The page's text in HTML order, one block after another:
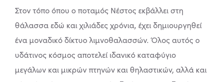
Στον τόπο όπου ο ποταμός Νέστος εκβάλλει στη
θάλασσα εδώ και χιλιάδες χρόνια, έχει δημιουργηθεί
ένα μοναδικό δίκτυο λιμνοθαλασσών. Όλος αυτός ο
υδάτινος κόσμος αποτελεί ιδανικό καταφύγιο
μεγάλων και μικρών πτηνών και θηλαστικών, αλλά και